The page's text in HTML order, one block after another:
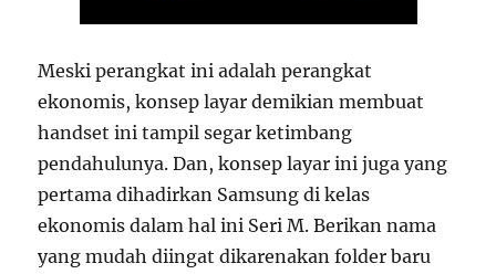
Meski perangkat ini adalah perangkat
ekonomis, konsep layar demikian membuat
handset ini tampil segar ketimbang
pendahulunya. Dan, konsep layar ini juga yang
pertama dihadirkan Samsung di kelas
ekonomis dalam hal ini Seri M. Berikan nama
yang mudah diingat dikarenakan folder baru